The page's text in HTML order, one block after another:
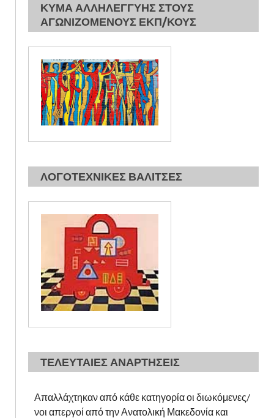
ΚΥΜΑ ΑΛΛΗΛΕΓΓΥΗΣ ΣΤΟΥΣ
ΑΓΩΝΙΖΟΜΕΝΟΥΣ ΕΚΠ/ΚΟΥΣ
ΛΟΓΟΤΕΧΝΙΚΕΣ ΒΑΛΙΤΣΕΣ
ΤΕΛΕΥΤΑΙΕΣ ΑΝΑΡΤΗΣΕΙΣ
Απαλλάχτηκαν από κάθε κατηγορία οι διωκόμενες/
νοι απεργοί από την Ανατολική Μακεδονία και